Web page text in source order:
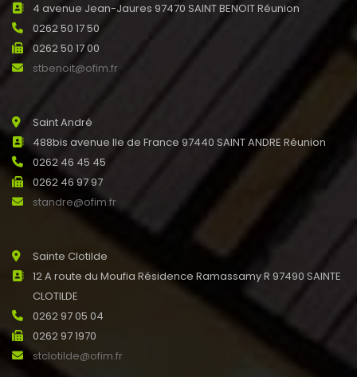
4 avenue Jean-Jaures 97470 SAINT BENOIT Réunion
0262 50 17 50
0262 50 17 00
stbenoit@ofim.fr
Saint André
488bis avenue Ile de France 97440 SAINT ANDRE Réunion
0262 46 45 45
0262 46 97 97
standre@ofim.fr
Sainte Clotilde
12 A route du Moufia Résidence Ramassamy R 97490 SAINTE
CLOTILDE
0262 97 05 04
0262 97 1970
stclotilde@ofim.fr